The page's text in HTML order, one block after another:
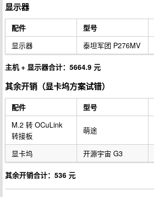
显示器
配件 型号
显示器
泰坦军团 P276MV
主机 + 显示器合计：5664.9 元
其余开销（显卡坞方案试错）
配件 型号
M.2 转 OCuLink
转接板
萌途
显卡坞 开源宇宙 G3
其余开销合计：536 元